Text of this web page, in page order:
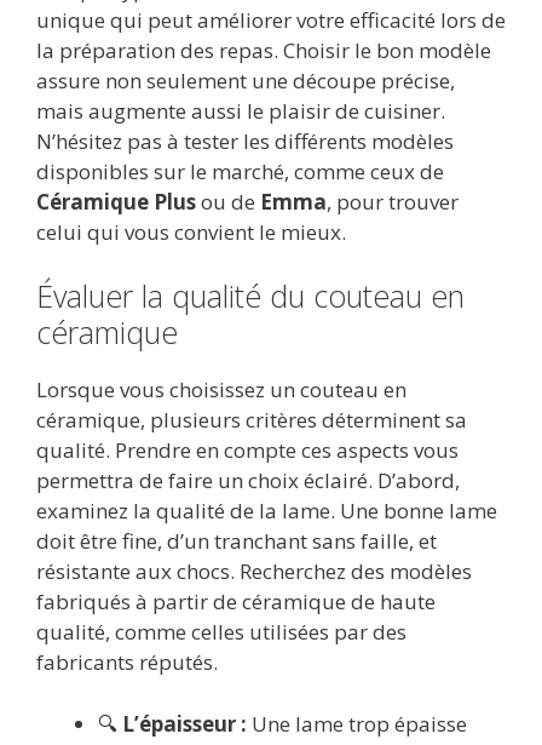
unique qui peut améliorer votre efficacité lors de
la préparation des repas. Choisir le bon modèle
assure non seulement une découpe précise,
mais augmente aussi le plaisir de cuisiner.
N’hésitez pas à tester les différents modèles
disponibles sur le marché, comme ceux de
Céramique Plusou de Emma, pour trouver
celui qui vous convient le mieux.
Évaluer la qualité du couteau en
céramique
Lorsque vous choisissez un couteau en
céramique, plusieurs critères déterminent sa
qualité. Prendre en compte ces aspects vous
permettra de faire un choix éclairé. D’abord,
examinez la qualité de la lame. Une bonne lame
doit être fine, d’un tranchant sans faille, et
résistante aux chocs. Recherchez des modèles
fabriqués à partir de céramique de haute
qualité, comme celles utilisées par des
fabricants réputés.
🔍 L’épaisseur : Une lame trop épaisse